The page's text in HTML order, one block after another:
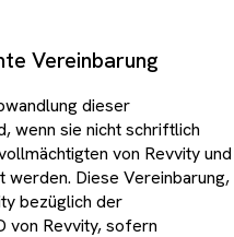
Vereinbarung
dieser
wenn sie nicht schriftlich
von Revvity und
werden. Diese Vereinbarung,
bezüglich der
von Revvity, sofern